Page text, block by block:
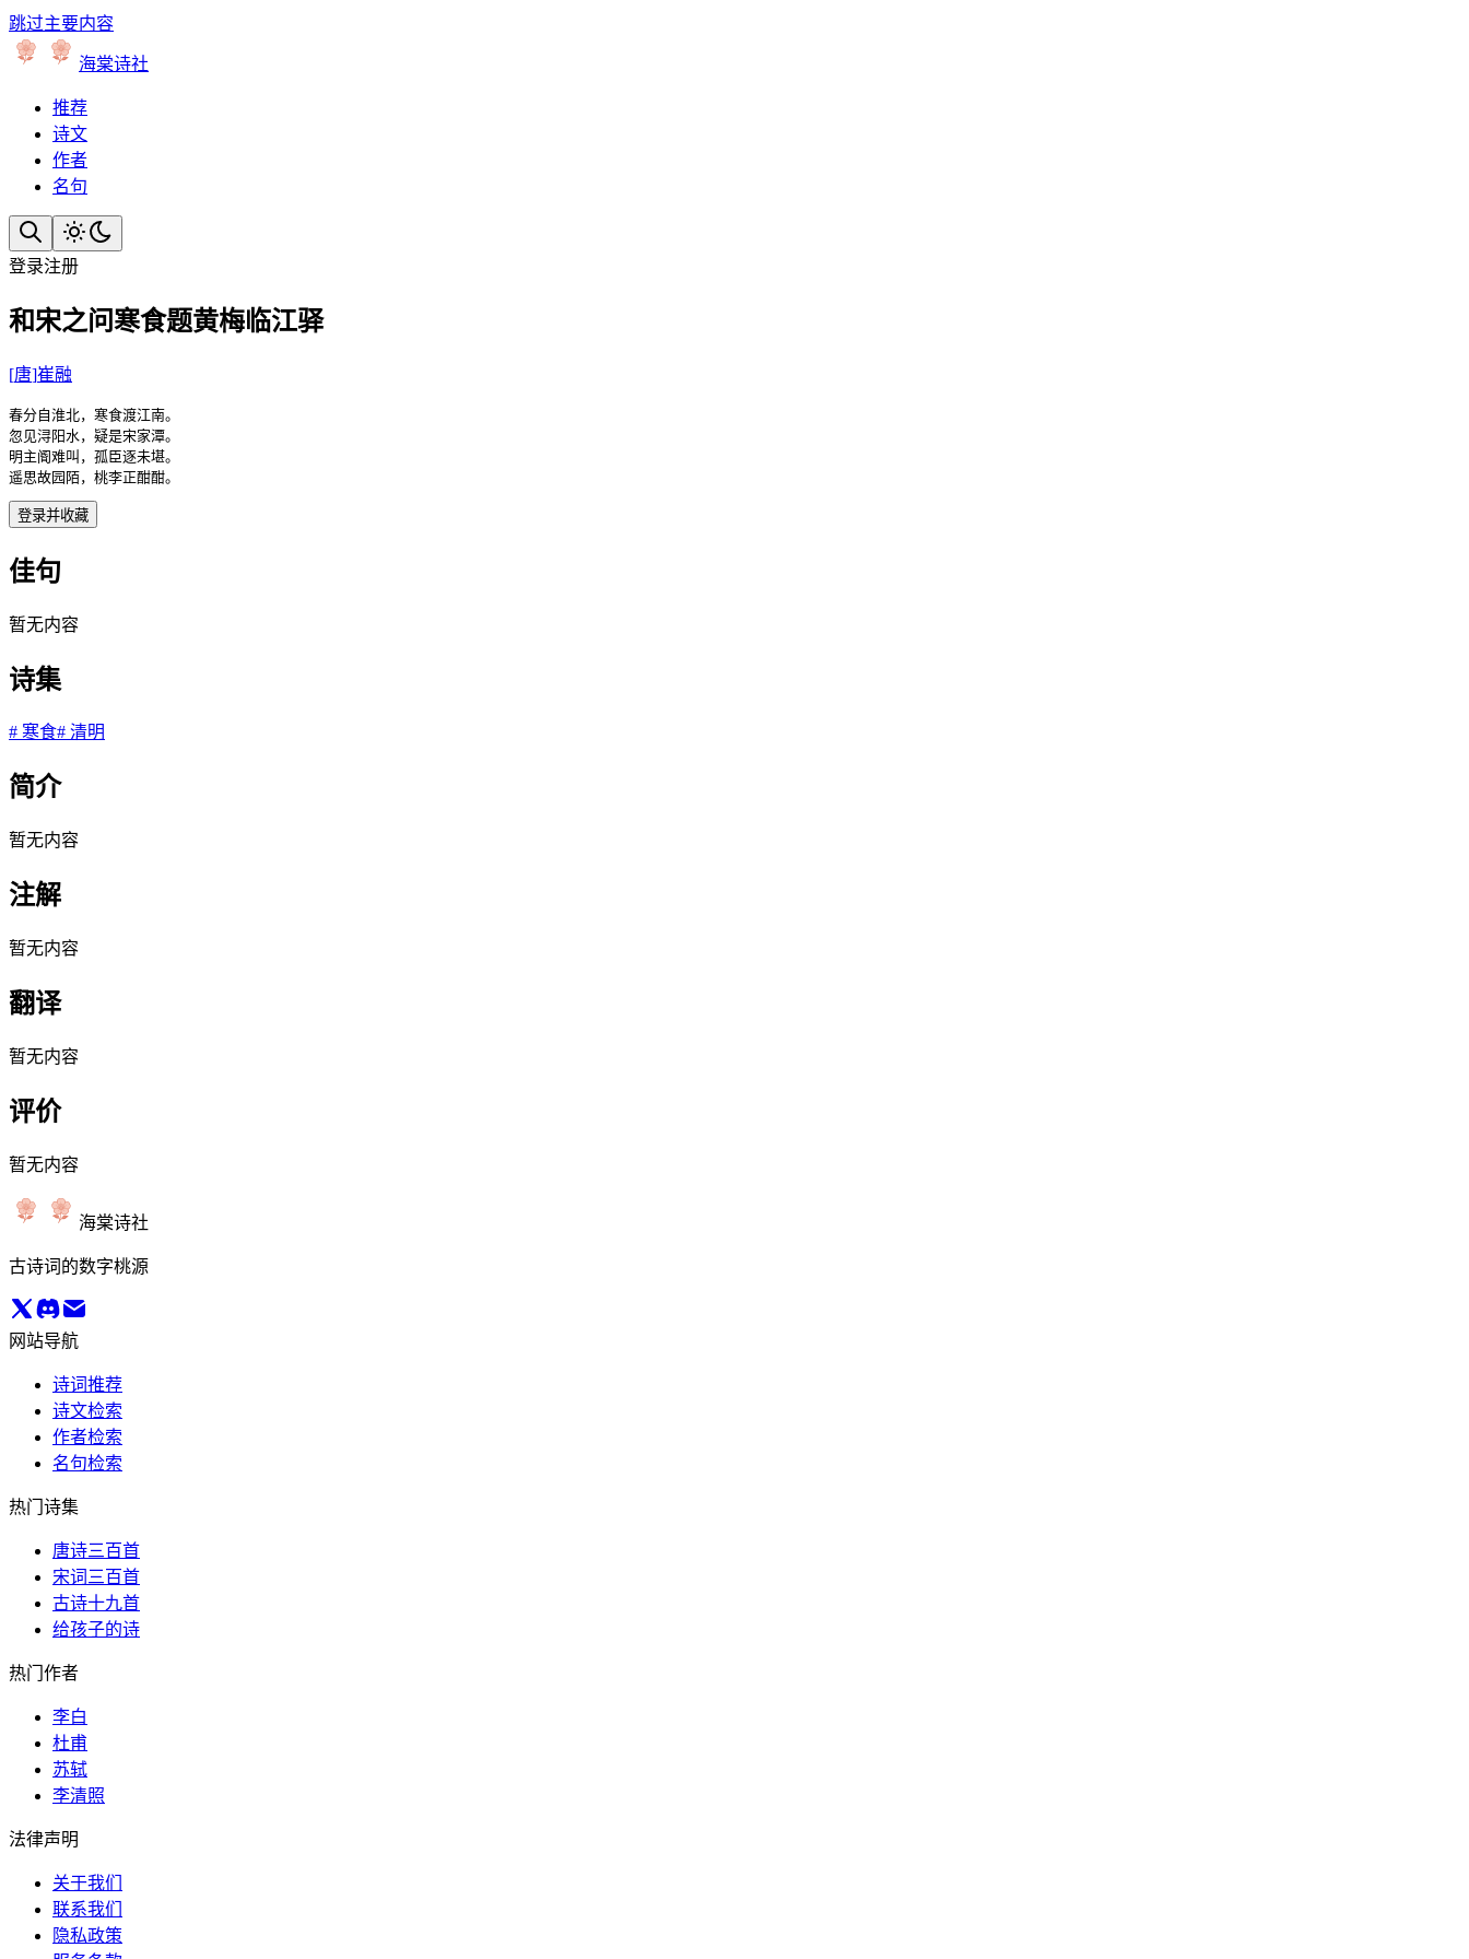
跳过主要内容
海棠诗社
推荐
诗文
作者
名句
登录注册
和宋之问寒食题黄梅临江驿
[唐]崔融
春分自淮北，寒食渡江南。
忽见浔阳水，疑是宋家潭。
明主阍难叫，孤臣逐未堪。
遥思故园陌，桃李正酣酣。
登录并收藏
佳句
暂无内容
诗集
# 寒食# 清明
简介
暂无内容
注解
暂无内容
翻译
暂无内容
评价
暂无内容
海棠诗社
古诗词的数字桃源
网站导航
诗词推荐
诗文检索
作者检索
名句检索
热门诗集
唐诗三百首
宋词三百首
古诗十九首
给孩子的诗
热门作者
李白
杜甫
苏轼
李清照
法律声明
关于我们
联系我们
隐私政策